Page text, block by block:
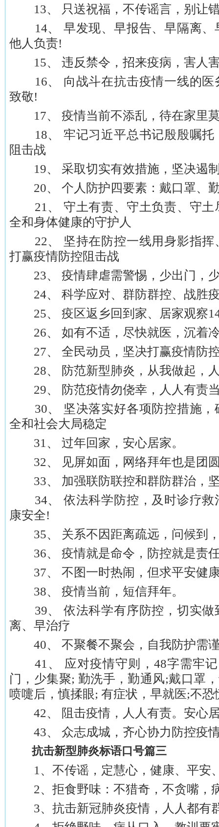
13、 只送祝福，不传谣言，别让
14、 早发现、早报告、早隔离、
他人负责!
15、 违反禁令，招来疫病，害人
16、 向战斗在抗击疫情一线的医
致敬!
17、 疫情当前不添乱，待在家里莫
18、 牢记习近平总书记殷殷嘱托
阻击战
19、 采取切实有效措施，坚决遏
20、 个人防护四要素：戴口罩、
21、 守土有责、守土负责、守土
全和身体健康的守护人
22、 坚持在防控一线用身影指挥
打赢疫情防控阻击战
23、 疫情肆虐需警惕，少出门，
24、 科学应对、群防群控、战胜
25、 疫区返乡回到家、居家观察
26、 如有不适，尽快就医，沉着
27、 全民动员，坚决打赢疫情防
28、 防范新型肺炎，从我做起，
29、 防范疫情勿侥幸，人人有责
30、 坚决落实好各项防控措施，
全和社会大局稳定
31、 过年回家，安心居家。
32、 见屏如面，网络拜年也是团
33、 加强联防联控和群防群治，
34、 依法科学防控，及时诊疗救
康安全!
35、 关系不因距离疏远，问候到
36、 疫情就是命令，防控就是责
37、 不图一时热闹，但求平安健
38、 疫情当前，短信拜年。
39、 依法科学有序防控，切实做
离、早治疗
40、 不聚餐不聚会，自我防护需
41、 应对疫情守则，48字需牢记
门，少集聚; 勤洗手，勤通风;戴口罩
喷嚏后，慎揉眼; 有症状，早就医;不恐
42、 阻击疫情，人人有责。安心
43、 众志成城，齐心协力防控疫
抗击新型肺炎标语口号篇三
1、不传谣，定慧心，健康、平安
2、拒食野味：不猎奇，不贪嘴，
3、抗击新冠肺炎疫情，人人都有